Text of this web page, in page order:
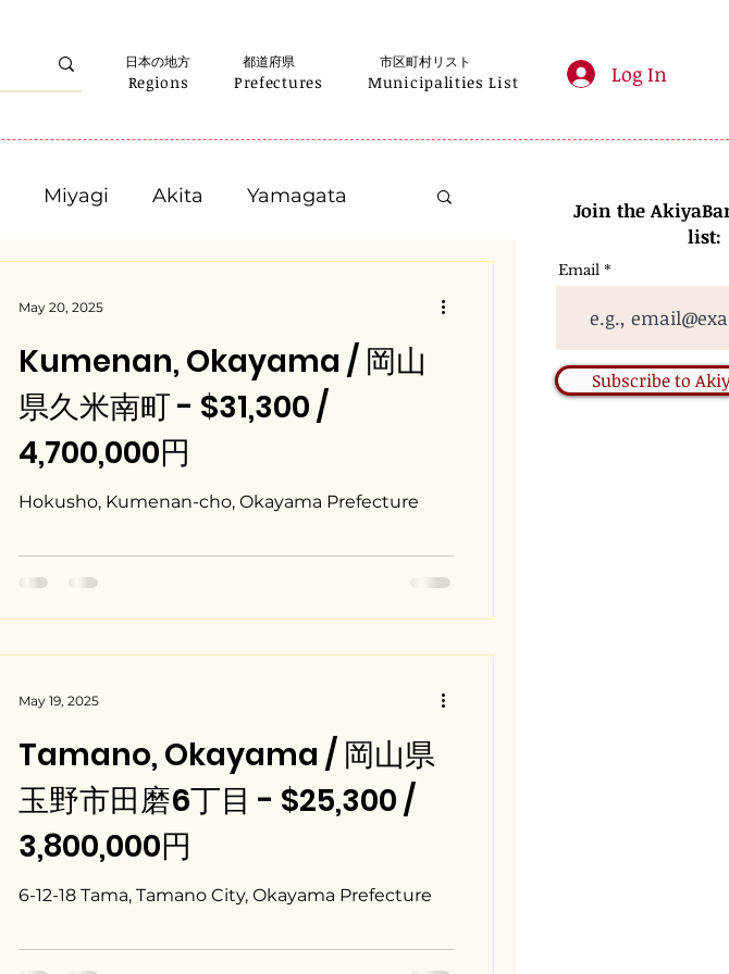
Regions Prefectures Municipalities List Log In
日本の地方 都道府県 市区町村リスト
Miyagi Akita Yamagata
Yamanashi Nagano Gifu
Osaka Hyogo
Kumenan, Okayama / 岡山
県久米南町 - $31,300 /
4,700,000円
Hokusho, Kumenan-cho, Okayama Prefecture
May 20, 2025
Tamano, Okayama / 岡山県
玉野市田磨6丁目 - $25,300 /
3,800,000円
6-12-18 Tama, Tamano City, Okayama Prefecture
May 19, 2025
Join the
list:
Email
Subscribe to